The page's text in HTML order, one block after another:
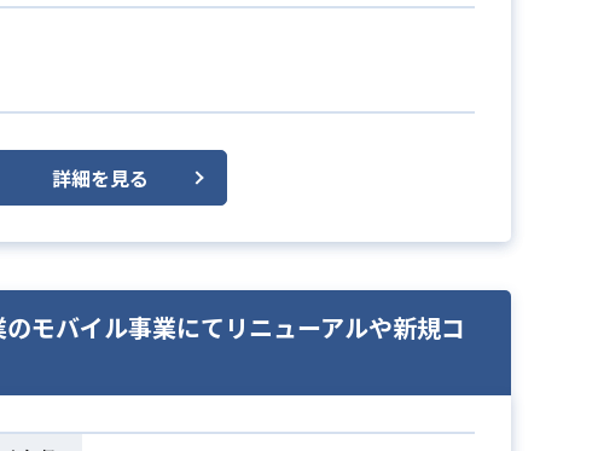
詳細を見る
モバイル事業にてリニューアルや新規コ